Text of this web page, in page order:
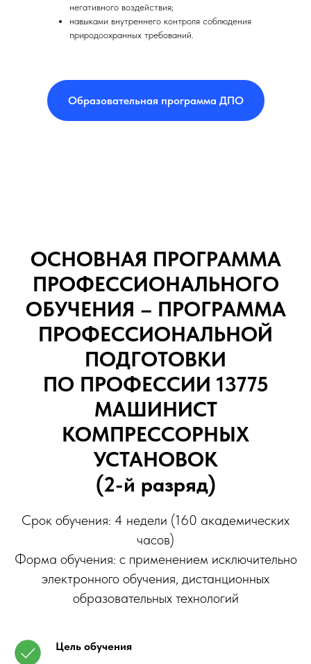
негативного воздействия;
навыками внутреннего контроля соблюдения
природоохранных требований.
Образовательная программа ДПО
ОСНОВНАЯ ПРОГРАММА
ПРОФЕССИОНАЛЬНОГО
ОБУЧЕНИЯ – ПРОГРАММА
ПРОФЕССИОНАЛЬНОЙ
ПОДГОТОВКИ
ПО ПРОФЕССИИ 13775
МАШИНИСТ
КОМПРЕССОРНЫХ
УСТАНОВОК
(2-й разряд)
Срок обучения: 4 недели (160 академических
часов)
Форма обучения: с применением исключительно
электронного обучения, дистанционных
образовательных технологий
Цель обучения